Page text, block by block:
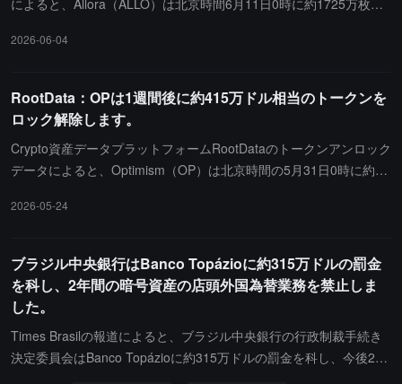
によると、Allora（ALLO）は北京時間6月11日0時に約1725万枚の
2026-06-04
RootData：OPは1週間後に約415万ドル相当のトークンを
ロック解除します。
Crypto資産データプラットフォームRootDataのトークンアンロック
データによると、Optimism（OP）は北京時間の5月31日0時に約32
2026-05-24
ブラジル中央銀行はBanco Topázioに約315万ドルの罰金
を科し、2年間の暗号資産の店頭外国為替業務を禁止しま
した。
Times Brasilの報道によると、ブラジル中央銀行の行政制裁手続き
決定委員会はBanco Topázioに約315万ドルの罰金を科し、今後2年